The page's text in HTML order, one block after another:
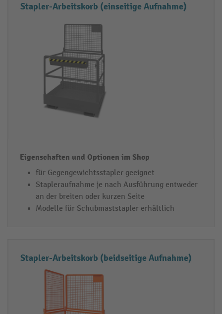
n
e
i
m
p
Stapler-Arbeitskorb (einseitige Aufnahme)
für Gegengewichtsstapler geeignet
Stapleraufnahme je nach Ausführung entweder
an der breiten oder kurzen Seite
Modelle für Schubmaststapler erhältlich
Stapler-Arbeitskorb (beidseitige Aufnahme)